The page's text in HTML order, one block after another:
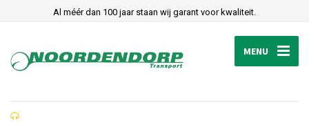
Al méér dan 100 jaar staan wij garant voor kwaliteit.
MENU